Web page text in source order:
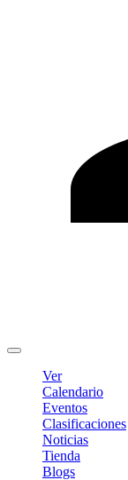
Ver
Calendario
Eventos
Clasificaciones
Noticias
Tienda
Blogs